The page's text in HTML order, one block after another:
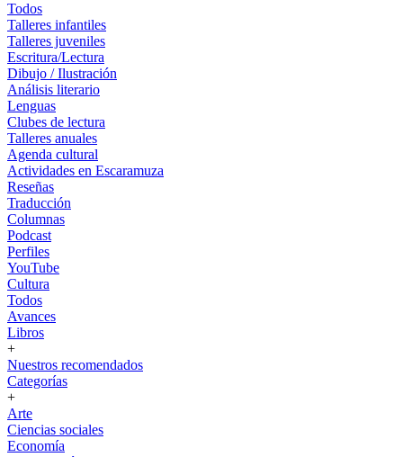
Todos
Talleres infantiles
Talleres juveniles
Escritura/Lectura
Dibujo / Ilustración
Análisis literario
Lenguas
Clubes de lectura
Talleres anuales
Agenda cultural
Actividades en Escaramuza
Reseñas
Traducción
Columnas
Podcast
Perfiles
YouTube
Cultura
Todos
Avances
Libros
+
Nuestros recomendados
Categorías
+
Arte
Ciencias sociales
Economía